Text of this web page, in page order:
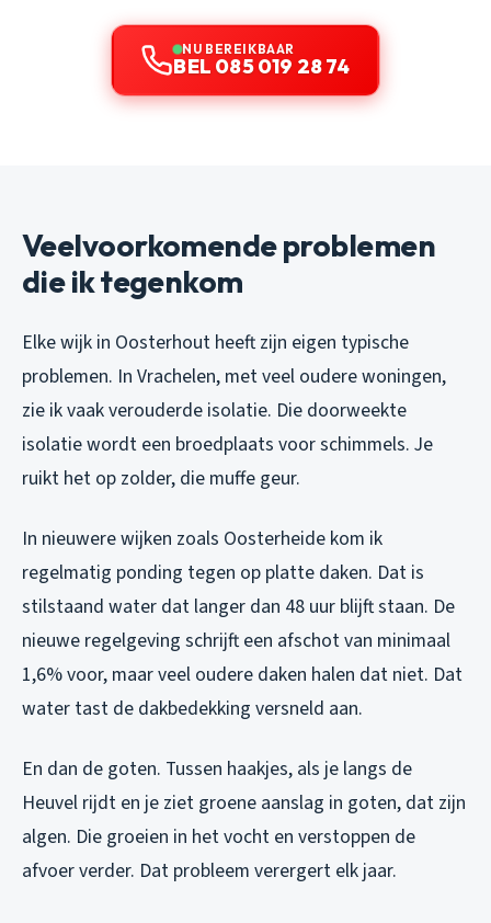
NU BEREIKBAAR
BEL 085 019 28 74
Veelvoorkomende problemen
die ik tegenkom
Elke wijk in Oosterhout heeft zijn eigen typische
problemen. In Vrachelen, met veel oudere woningen,
zie ik vaak verouderde isolatie. Die doorweekte
isolatie wordt een broedplaats voor schimmels. Je
ruikt het op zolder, die muffe geur.
In nieuwere wijken zoals Oosterheide kom ik
regelmatig ponding tegen op platte daken. Dat is
stilstaand water dat langer dan 48 uur blijft staan. De
nieuwe regelgeving schrijft een afschot van minimaal
1,6% voor, maar veel oudere daken halen dat niet. Dat
water tast de dakbedekking versneld aan.
En dan de goten. Tussen haakjes, als je langs de
Heuvel rijdt en je ziet groene aanslag in goten, dat zijn
algen. Die groeien in het vocht en verstoppen de
afvoer verder. Dat probleem verergert elk jaar.